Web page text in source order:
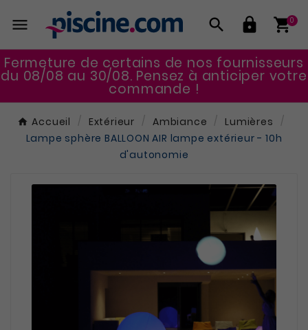
   0
Fermeture de certains de nos fournisseurs
du 08/08 au 30/08. Pensez à anticiper votre
commande !
Accueil Extérieur Ambiance
Lumières
Lampe sphère BALLOON AIR lampe extérieur - 10h
d'autonomie